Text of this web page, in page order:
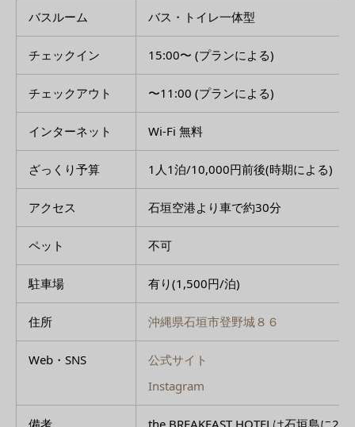
バスルーム バス・トイレ一体型
チェックイン 15:00〜 (プランによる)
チェックアウト 〜11:00 (プランによる)
インターネット Wi-Fi 無料
ざっくり予算 1人1泊/10,000円前後(時期による)
アクセス 石垣空港より車で約30分
ペット 不可
駐車場 有り(1,500円/泊)
住所 沖縄県石垣市登野城８６
Web・SNS
公式サイト
Instagram
備考 the BREAKFAST HOTELは石垣島に2